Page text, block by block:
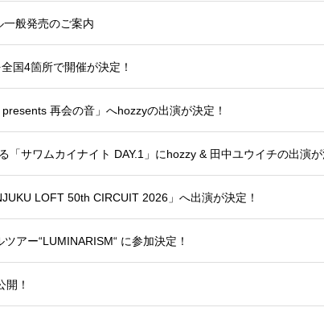
一般発売のご案内
国4箇所で開催が決定！
再会の音」へhozzyの出演が決定！
「サワムカイナイト DAY.1」にhozzy & 田中ユウイチの出演
LOFT 50th CIRCUIT 2026」へ出演が決定！
アー“LUMINARISM“ に参加決定！
！